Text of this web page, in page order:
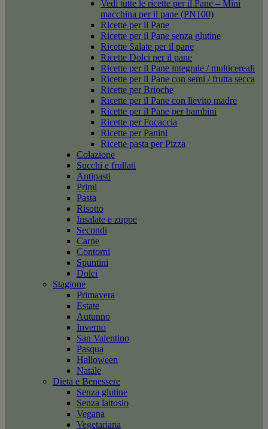
Vedi tutte le ricette per il Pane – Mini
macchina per il pane (PN100)
Ricette per il Pane
Ricette per il Pane senza glutine
Ricette Salate per il pane
Ricette Dolci per il pane
Ricette per il Pane integrale / multicereali
Ricette per il Pane con semi / frutta secca
Ricette per Brioche
Ricette per il Pane con lievito madre
Ricette per il Pane per bambini
Ricette per Focaccia
Ricette per Panini
Ricette pasta per Pizza
Colazione
Succhi e frullati
Antipasti
Primi
Pasta
Risotto
Insalate e zuppe
Secondi
Carne
Contorni
Spuntini
Dolci
Stagione
Primavera
Estate
Autunno
Inverno
San Valentino
Pasqua
Halloween
Natale
Dieta e Benessere
Senza glutine
Senza lattosio
Vegana
Vegetariana